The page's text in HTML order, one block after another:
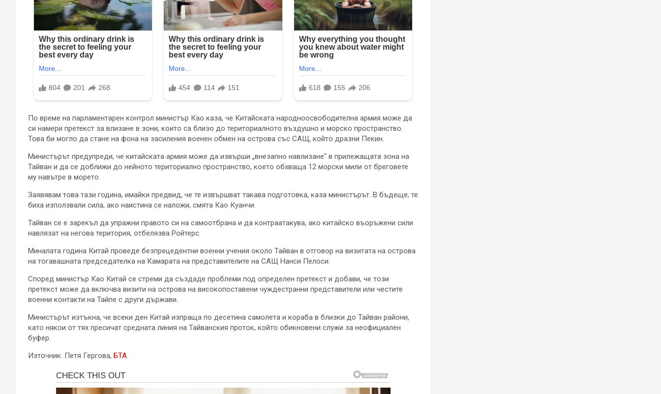
По време на парламентарен контрол министър Као каза, че Китайската народноосвободителна армия може да
си намери претекст за влизане в зони, които са близо до териториалното въздушно и морско пространство.
Това би могло да стане на фона на засиления военен обмен на острова със САЩ, който дразни Пекин.
Министърът предупреди, че китайската армия може да извърши „внезапно навлизане“ в прилежащата зона на
Тайван и да се доближи до нейното териториално пространство, което обхваща 12 морски мили от бреговете
му навътре в морето.
Заявявам това тази година, имайки предвид, че те извършват такава подготовка, каза министърът. В бъдеще, те
биха използвали сила, ако наистина се наложи, смята Као Куанчи.
Тайван се е зарекъл да упражни правото си на самоотбрана и да контраатакува, ако китайско въоръжени сили
навлязат на негова територия, отбелязва Ройтерс.
Миналата година Китай проведе безпрецедентни военни учения около Тайван в отговор на визитата на острова
на тогавашната председателка на Камарата на представителите на САЩ Нанси Пелоси.
Според министър Као Китай се стреми да създаде проблеми под определен претекст и добави, че този
претекст може да включва визити на острова на високопоставени чуждестранни представители или честите
военни контакти на Тайпе с други държави.
Министърът изтъкна, че всеки ден Китай изпраща по десетина самолета и кораба в близки до Тайван райони,
като някои от тях пресичат средната линия на Тайванския проток, който обикновени служи за неофициален
буфер.
Източник: Петя Гергова, БТА